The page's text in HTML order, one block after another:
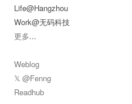
Life@Hangzhou
Work@无码科技
更多...
Weblog
𝕏 @Fenng
Readhub